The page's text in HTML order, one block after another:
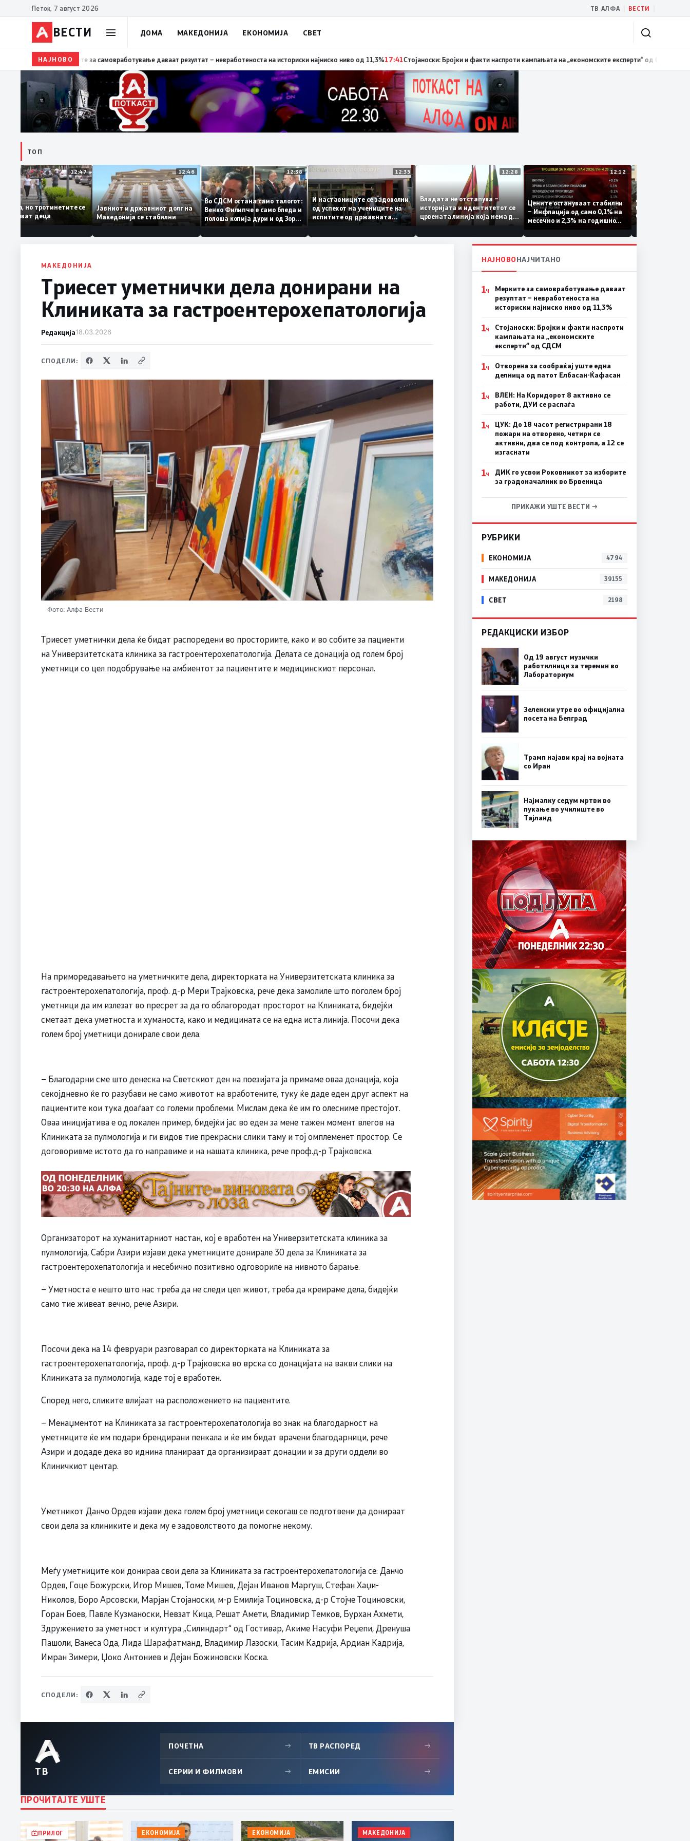
Петок, 7 август 2026 ТВ АЛФА ВЕСТИ
ВЕСТИ ДОМА МАКЕДОНИЈА ЕКОНОМИЈА СВЕТ
НАЈНОВО
Мерките за самовработување даваат резултат – невработеноста на историски најниско ниво од 11,3%17:41Стојаноски: Бројки и факти наспроти кампањата на „економските експерти“ од СДСM17:39
ТОП
12:47
Казни има, но тротинетите се
уште ги возат деца
12:46
Јавниот и државниот долг на
Македонија се стабилни
12:38
Во СДСМ остана само талогот:
Венко Филипче е само бледа и
полоша копија дури и од Зоран
Заев
12:35
И наставниците се задоволни
од успехот на учениците на
испитите од државната
12:28
Владата не отстапува –
историјата и идентитетот се
црвената линија која нема да
се погази
12:12
Цените остануваат стабилни
– Инфлација од само 0,1% на
месечно и 2,3% на годишно
ниво
МАКЕДОНИЈА
Триесет уметнички дела донирани на
Клиниката за гастроентерохепатологија
Редакција18.03.2026
СПОДЕЛИ:
Фото: Алфа Вести
Триесет уметнички дела ќе бидат распоредени во просториите, како и во собите за пациенти
на Универзитетската клиника за гастроентерохепатологија. Делата се донација од голем број
уметници со цел подобрување на амбиентот за пациентите и медицинскиот персонал.
На приморедавањето на уметничките дела, директорката на Универзитетската клиника за
гастроентерохепатологија, проф. д-р Мери Трајковска, рече дека замолиле што поголем број
уметници да им излезат во пресрет за да го облагородат просторот на Клиниката, бидејќи
сметаат дека уметноста и хуманоста, како и медицината се на една иста линија. Посочи дека
голем број уметници донирале свои дела.
– Благодарни сме што денеска на Светскиот ден на поезијата ја примаме оваа донација, која
секојдневно ќе го разубави не само животот на вработените, туку ќе даде еден друг аспект на
пациентите кои тука доаѓаат со големи проблеми. Мислам дека ќе им го олесниме престојот.
Оваа иницијатива е од локален пример, бидејќи јас во еден за мене тажен момент влегов на
Клиниката за пулмологија и ги видов тие прекрасни слики таму и тој омплеменет простор. Се
договоривме истото да го направиме и на нашата клиника, рече проф.д-р Трајковска.
Организаторот на хуманитарниот настан, кој е вработен на Универзитетската клиника за
пулмологија, Сабри Азири изјави дека уметниците донирале 30 дела за Клиниката за
гастроентерохепатологија и несебично позитивно одговориле на нивното барање.
– Уметноста е нешто што нас треба да не следи цел живот, треба да креираме дела, бидејќи
само тие живеат вечно, рече Азири.
Посочи дека на 14 февруари разговарал со директорката на Клиниката за
гастроентерохепатологија, проф. д-р Трајковска во врска со донацијата на вакви слики на
Клиниката за пулмологија, каде тој е вработен.
Според него, сликите влијаат на расположението на пациентите.
– Менаџментот на Клиниката за гастроентерохепатологија во знак на благодарност на
уметниците ќе им подари брендирани пенкала и ќе им бидат врачени благодарници, рече
Азири и додаде дека во иднина планираат да организираат донации и за други оддели во
Клиничкиот центар.
Уметникот Данчо Ордев изјави дека голем број уметници секогаш се подготвени да донираат
свои дела за клиниките и дека му е задоволството да помогне некому.
Меѓу уметниците кои донираа свои дела за Клиниката за гастроентерохепатологија се: Данчо
Ордев, Гоце Божурски, Игор Мишев, Томе Мишев, Дејан Иванов Маргуш, Стефан Хаџи-
Николов, Боро Арсовски, Марјан Стојаноски, м-р Емилија Тоциновска, д-р Стојче Тоциновски,
Горан Боев, Павле Кузманоски, Невзат Кица, Решат Амети, Владимир Темков, Бурхан Ахмети,
Здружението за уметност и култура „Силиндарт“ од Гостивар, Акиме Насуфи Реџепи, Дренуша
Пашоли, Ванеса Ода, Лида Шарафатманд, Владимир Лазоски, Тасим Кадрија, Ардиан Кадрија,
Имран Зимери, Џоко Антониев и Дејан Божиновски Коска.
СПОДЕЛИ:
ТВ
ПОЧЕТНА → ТВ РАСПОРЕД →
СЕРИИ И ФИЛМОВИ → ЕМИСИИ →
ПРОЧИТАЈТЕ УШТЕ
ПРИЛОГ ЕКОНОМИЈА ЕКОНОМИЈА МАКЕДОНИЈА
НАЈНОВОНАЈЧИТАНО
1Ч
Мерките за самовработување даваат
резултат – невработеноста на
историски најниско ниво од 11,3%
1Ч
Стојаноски: Бројки и факти наспроти
кампањата на „економските
експерти“ од СДСM
1Ч
Отворена за сообраќај уште една
делница од патот Елбасан-Ќафасан
1Ч
ВЛЕН: На Коридорот 8 активно се
работи, ДУИ се распаѓа
1Ч
ЦУК: До 18 часот регистрирани 18
пожари на отворено, четири се
активни, два се под контрола, а 12 се
изгаснати
1Ч
ДИК го усвои Роковникот за изборите
за градоначалник во Брвеница
ПРИКАЖИ УШТЕ ВЕСТИ →
РУБРИКИ
ЕКОНОМИЈА 4794
МАКЕДОНИЈА 39155
СВЕТ 2198
РЕДАКЦИСКИ ИЗБОР
Од 19 август музички
работилници за теремин во
Лабораториум
Зеленски утре во официјална
посета на Белград
Трамп најави крај на војната
со Иран
Најмалку седум мртви во
пукање во училиште во
Тајланд